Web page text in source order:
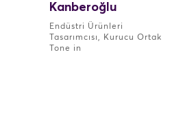
Kanberoğlu
Endüstri Ürünleri
Tasarımcısı, Kurucu Ortak
Tone in